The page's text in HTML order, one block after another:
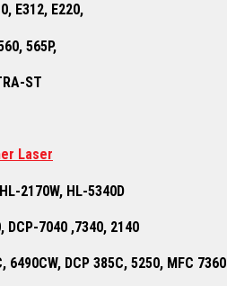
E312, E220,
565P,
ST
Laser
2170W, HL-5340D
DCP-7040 ,7340, 2140
6490CW, DCP 385C, 5250, MFC 7360